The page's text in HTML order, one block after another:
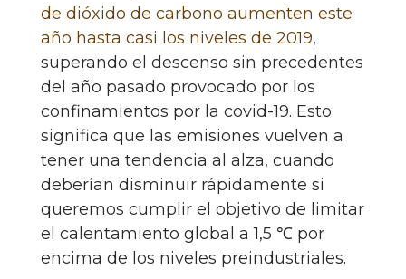
de dióxido de carbono aumenten este
año hasta casi los niveles de 2019,
superando el descenso sin precedentes
del año pasado provocado por los
confinamientos por la covid-19. Esto
significa que las emisiones vuelven a
tener una tendencia al alza, cuando
deberían disminuir rápidamente si
queremos cumplir el objetivo de limitar
el calentamiento global a 1,5 ℃ por
encima de los niveles preindustriales.